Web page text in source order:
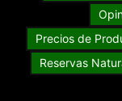
Precios de
Reservas